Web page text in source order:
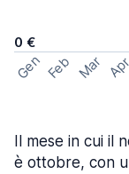
0 €
Gen Feb Mar Apr
Il mese in cui il
è ottobre, con